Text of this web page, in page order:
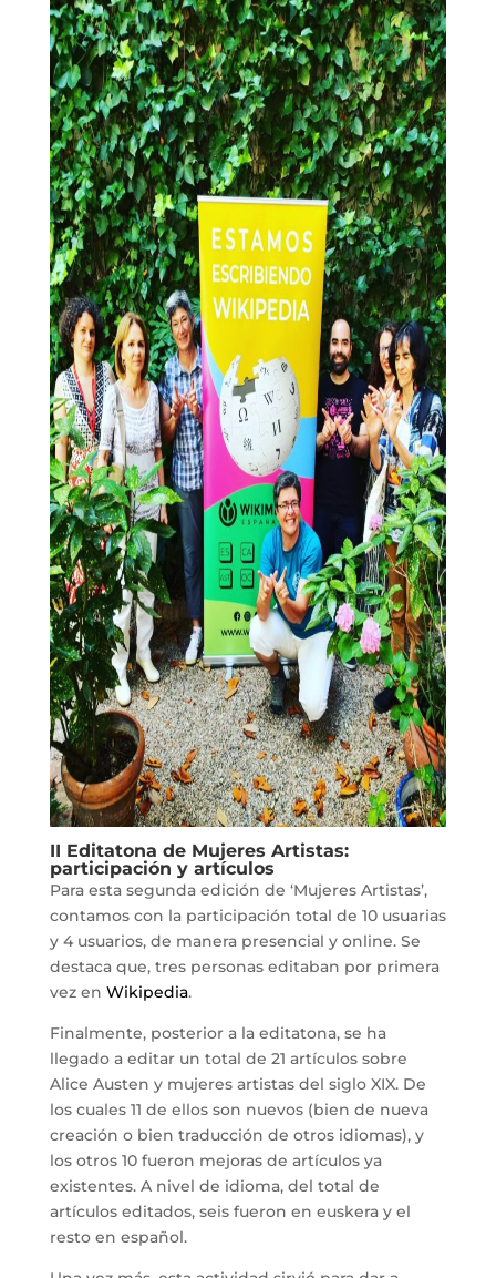
II Editatona de Mujeres Artistas:
participación y artículos
Para esta segunda edición de ‘Mujeres Artistas’,
contamos con la participación total de 10 usuarias
y 4 usuarios, de manera presencial y online. Se
destaca que, tres personas editaban por primera
vez en Wikipedia.
Finalmente, posterior a la editatona, se ha
llegado a editar un total de 21 artículos sobre
Alice Austen y mujeres artistas del siglo XIX. De
los cuales 11 de ellos son nuevos (bien de nueva
creación o bien traducción de otros idiomas), y
los otros 10 fueron mejoras de artículos ya
existentes. A nivel de idioma, del total de
artículos editados, seis fueron en euskera y el
resto en español.